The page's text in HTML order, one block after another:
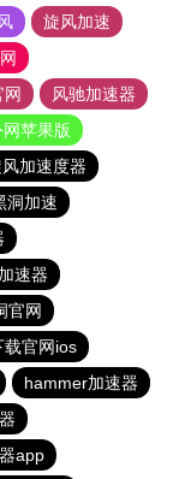
旋风加速
风驰加速器
苹果版
加速度器
洞加速
速器
官网
载官网ios
hammer加速器
app